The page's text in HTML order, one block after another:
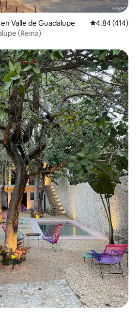
Valle de Guadalupe Calificación
4.84 (414)
(Reina)